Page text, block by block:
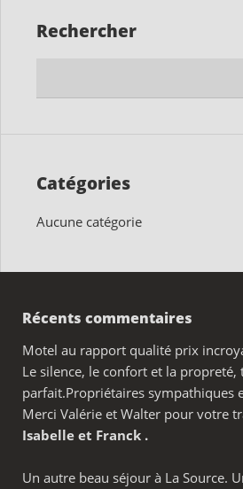
Rechercher
Catégories
Aucune catégorie
Récents commentaires
Motel au rapport qualité prix
Le silence, le confort et la propreté,
parfait.Propriétaires sympathiques
Merci Valérie et Walter pour votre
Isabelle et Franck .
Un autre beau séjour à La Source.